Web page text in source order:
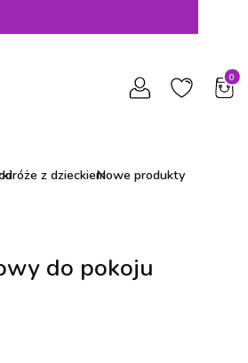
z dzieckiemNowe produkty
do pokoju